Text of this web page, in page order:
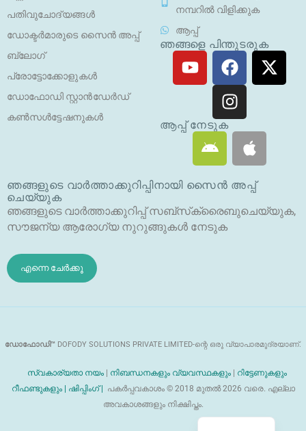
പതിവുചോദ്യങ്ങൾ
ഡോക്ടർമാരുടെ സൈൻ അപ്പ്
ബ്ലോഗ്
പ്രോട്ടോക്കോളുകൾ
ഡോഫോഡി സ്റ്റാൻഡേർഡ്
കൺസൾട്ടേഷനുകൾ
നമ്പറിൽ വിളിക്കുക
ആപ്പ്
ഞങ്ങളെ പിന്തുടരുക
യൂ
ട്യൂ
ബ്
ഫേ
സ്ബു
ക്ക്
എ
ക്സ്
-
ഇ
ൻ
സ്റ്റാ
ഗ്രാം
ആപ്പ് നേടുക
ആ
ൻ
ഡ്രോ
യി
ഡ്
ആ
പ്പി
ൾ
ഞങ്ങളുടെ വാർത്താക്കുറിപ്പിനായി സൈൻ അപ്പ്
ചെയ്യുക
ഞങ്ങളുടെ വാർത്താക്കുറിപ്പ് സബ്‌സ്‌ക്രൈബുചെയ്യുക,
സൗജന്യ ആരോഗ്യ നുറുങ്ങുകൾ നേടുക
എന്നെ ചേർക്കൂ
ഡോഫോഡി™ DOFODY SOLUTIONS PRIVATE LIMITED-ന്റെ ഒരു വ്യാപാരമുദ്രയാണ്.
സ്വകാര്യതാ നയം നിബന്ധനകളും വ്യവസ്ഥകളും
റിട്ടേണുകളും
റീഫണ്ടുകളും |
ഷിപ്പിംഗ് |
പകർപ്പവകാശം © 2018 മുതൽ 2026 വരെ. എല്ലാ
അവകാശങ്ങളും നിക്ഷിപ്തം.